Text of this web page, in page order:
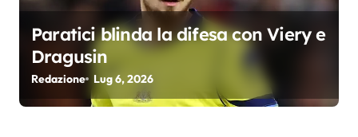
aParatici blinda la difesa con Viery e
Dragusin
Redazione Lug 6, 2026